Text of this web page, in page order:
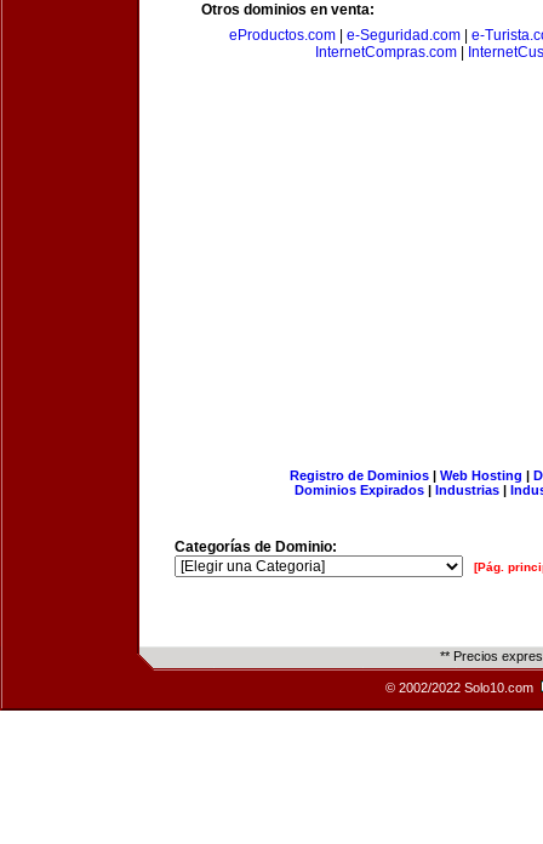
Otros dominios en venta:
eProductos.com
e-Seguridad.com
e-
InternetCompras.com
Registro de Dominios| Web Hosting |
Dominios Expirados | Industrias |
Categorías de Dominio:
[Pág.
** Precios
© 2002/2022 Solo10.com